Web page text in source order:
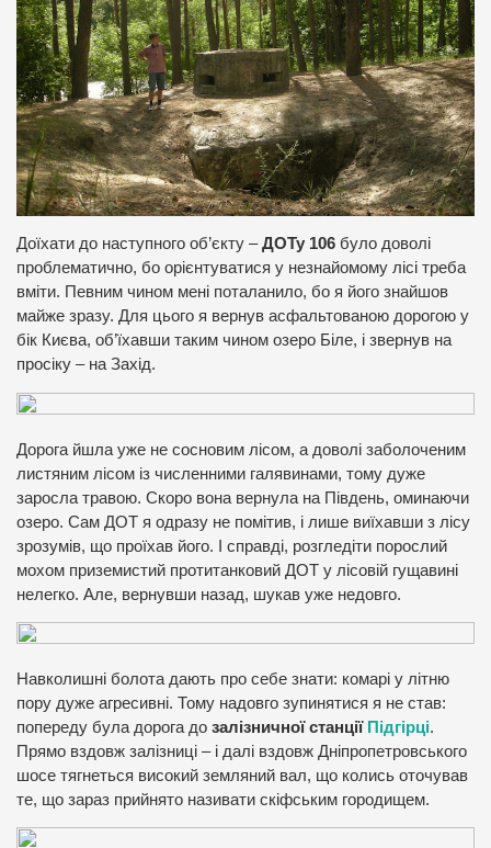
Доїхати до наступного об’єкту –ДОТу 106 було доволі
проблематично, бо орієнтуватися у незнайомому лісі треба
вміти. Певним чином мені поталанило, бо я його знайшов
майже зразу. Для цього я вернув асфальтованою дорогою у
бік Києва, об’їхавши таким чином озеро Біле, і звернув на
просіку – на Захід.
Дорога йшла уже не сосновим лісом, а доволі заболоченим
листяним лісом із численними галявинами, тому дуже
заросла травою. Скоро вона вернула на Південь, оминаючи
озеро. Сам ДОТ я одразу не помітив, і лише виїхавши з лісу
зрозумів, що проїхав його. І справді, розгледіти порослий
мохом приземистий протитанковий ДОТ у лісовій гущавині
нелегко. Але, вернувши назад, шукав уже недовго.
Навколишні болота дають про себе знати: комарі у літню
пору дуже агресивні. Тому надовго зупинятися я не став:
попереду була дорога до залізничної станції Підгірці.
Прямо вздовж залізниці – і далі вздовж Дніпропетровського
шосе тягнеться високий земляний вал, що колись оточував
те, що зараз прийнято називати скіфським городищем.